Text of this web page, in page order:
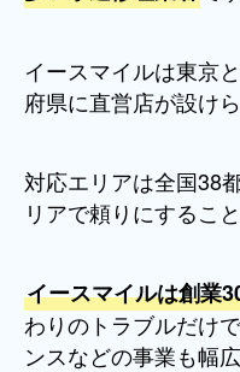
イースマイルは東京
府県に直営店が設け
対応エリアは全国38
リアで頼りにするこ
イースマイルは創業
わりのトラブルだけ
ンスなどの事業も幅